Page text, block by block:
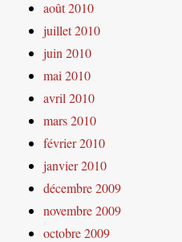
août 2010
juillet 2010
juin 2010
mai 2010
avril 2010
mars 2010
février 2010
janvier 2010
décembre 2009
novembre 2009
octobre 2009